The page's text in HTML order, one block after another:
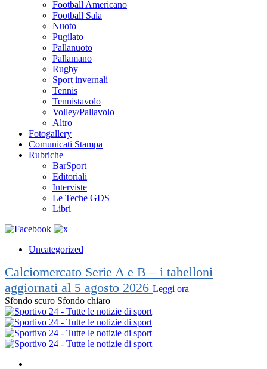
Football Americano
Football Sala
Nuoto
Pugilato
Pallanuoto
Pallamano
Rugby
Sport invernali
Tennis
Tennistavolo
Volley/Pallavolo
Altro
Fotogallery
Comunicati Stampa
Rubriche
BarSport
Editoriali
Interviste
Le Teche GDS
Libri
Uncategorized
Calciomercato Serie A e B – i tabelloni
aggiornati al 5 agosto 2026 Leggi ora
Sfondo scuro Sfondo chiaro